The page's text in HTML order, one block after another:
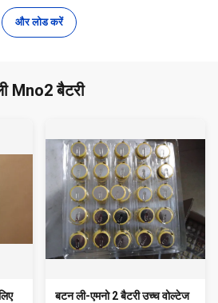
और लोड करें
Mno2 बैटरी
बटन ली-एमनो 2 बैटरी उच्च वोल्टेज